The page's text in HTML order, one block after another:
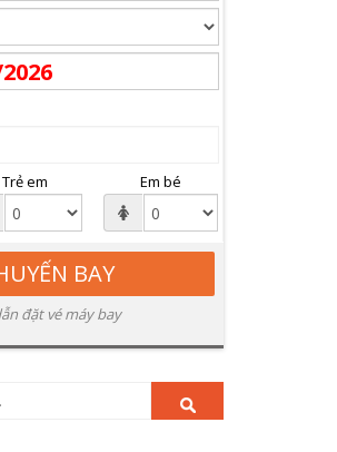
Trẻ em Em bé
đặt vé máy bay